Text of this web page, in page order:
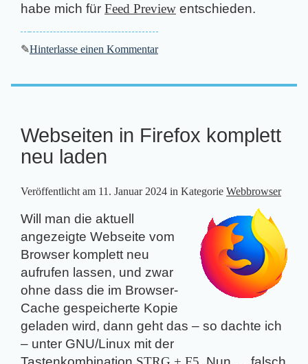
habe mich für Feed Preview entschieden.
✎Hinterlasse einen Kommentar
Webseiten in Firefox komplett
neu laden
Veröffentlicht am 11. Januar 2024 in Kategorie Webbrowser
Will man die aktuell
angezeigte Webseite vom
Browser komplett neu
aufrufen lassen, und zwar
ohne dass die im Browser-
Cache gespeicherte Kopie
geladen wird, dann geht das – so dachte ich
– unter GNU/Linux mit der